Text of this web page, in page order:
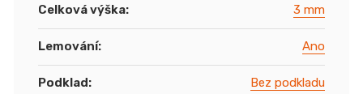
Celková výška: 3 mm
Lemování: Ano
Podklad: Bez podkladu